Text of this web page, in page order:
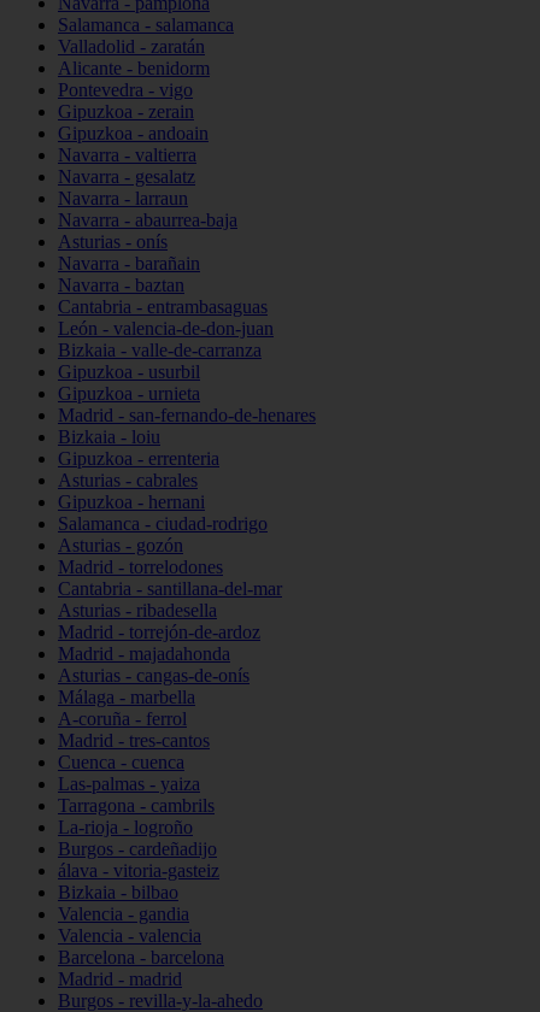
Salamanca - salamanca
Valladolid - zaratán
Alicante - benidorm
Pontevedra - vigo
Gipuzkoa - zerain
Gipuzkoa - andoain
Navarra - valtierra
Navarra - gesalatz
Navarra - larraun
Navarra - abaurrea-baja
Asturias - onís
Navarra - barañain
Navarra - baztan
Cantabria - entrambasaguas
León - valencia-de-don-juan
Bizkaia - valle-de-carranza
Gipuzkoa - usurbil
Gipuzkoa - urnieta
Madrid - san-fernando-de-henares
Bizkaia - loiu
Gipuzkoa - errenteria
Asturias - cabrales
Gipuzkoa - hernani
Salamanca - ciudad-rodrigo
Asturias - gozón
Madrid - torrelodones
Cantabria - santillana-del-mar
Asturias - ribadesella
Madrid - torrejón-de-ardoz
Madrid - majadahonda
Asturias - cangas-de-onís
Málaga - marbella
A-coruña - ferrol
Madrid - tres-cantos
Cuenca - cuenca
Las-palmas - yaiza
Tarragona - cambrils
La-rioja - logroño
Burgos - cardeñadijo
álava - vitoria-gasteiz
Bizkaia - bilbao
Valencia - gandia
Valencia - valencia
Barcelona - barcelona
Madrid - madrid
Burgos - revilla-y-la-ahedo